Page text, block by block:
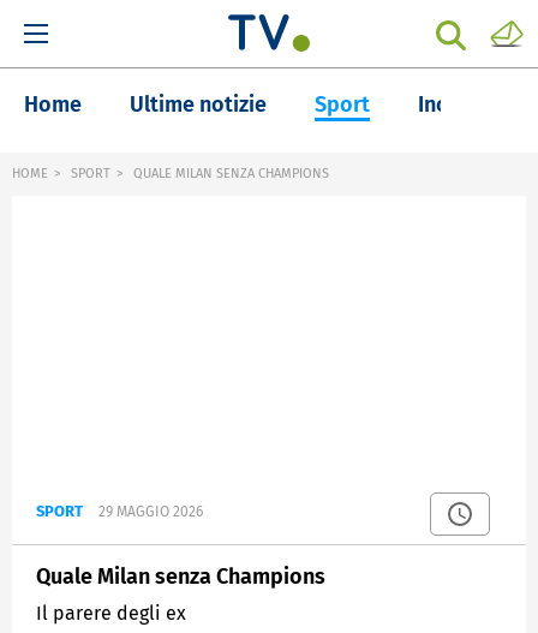
Home Ultime notizie Sport Inchieste
HOME SPORT QUALE MILAN SENZA CHAMPIONS
SPORT 29 MAGGIO 2026
Quale Milan senza Champions
Il parere degli ex